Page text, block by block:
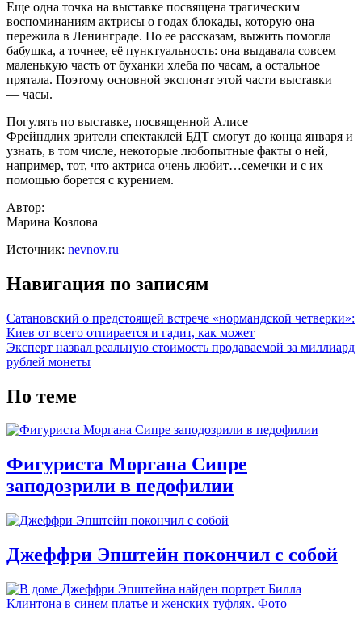
Еще одна точка на выставке посвящена трагическим
воспоминаниям актрисы о годах блокады, которую она
пережила в Ленинграде. По ее рассказам, выжить помогла
бабушка, а точнее, её пунктуальность: она выдавала совсем
маленькую часть от буханки хлеба по часам, а остальное
прятала. Поэтому основной экспонат этой части выставки
— часы.
Погулять по выставке, посвященной Алисе
Фрейндлих зрители спектаклей БДТ смогут до конца января и
узнать, в том числе, некоторые любопытные факты о ней,
например, тот, что актриса очень любит…семечки и с их
помощью борется с курением.
Автор:
Марина Козлова
Источник: nevnov.ru
Навигация по записям
Сатановский о предстоящей встрече «нормандской четверки»:
Киев от всего отпирается и гадит, как может
Эксперт назвал реальную стоимость продаваемой за миллиард
рублей монеты
По теме
Фигуриста Моргана Сипре
заподозрили в педофилии
Джеффри Эпштейн покончил с собой